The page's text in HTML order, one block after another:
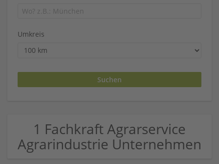
Umkreis
1 Fachkraft Agrarservice
Agrarindustrie Unternehmen